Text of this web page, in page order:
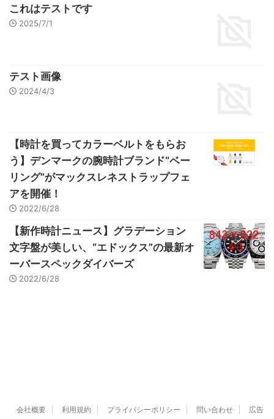
これはテストです
2025/7/1
テスト画像
2024/4/3
【時計を買ってカラーベルトをもらお
う】デンマークの腕時計ブランド“ベー
リング”がマックスレネストラップフェ
アを開催！
2022/6/28
【新作時計ニュース】グラデーション
文字盤が美しい、“エドックス”の最新オ
ーバースペックダイバーズ
2022/6/28
会社概要 利用規約 プライバシーポリシー 問い合わせ
広告